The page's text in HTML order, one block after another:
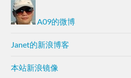
A09的微博
Janet的新浪博客
本站新浪镜像